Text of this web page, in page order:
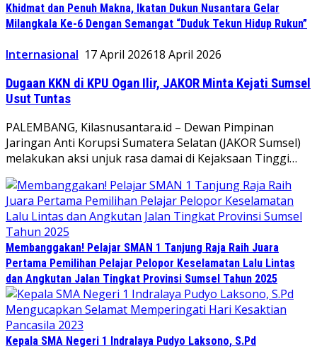
Khidmat dan Penuh Makna, Ikatan Dukun Nusantara Gelar
Milangkala Ke-6 Dengan Semangat “Duduk Tekun Hidup Rukun”
Internasional 17 April 202618 April 2026
Dugaan KKN di KPU Ogan Ilir, JAKOR Minta Kejati Sumsel
Usut Tuntas
PALEMBANG, Kilasnusantara.id – Dewan Pimpinan
Jaringan Anti Korupsi Sumatera Selatan (JAKOR Sumsel)
melakukan aksi unjuk rasa damai di Kejaksaan Tinggi…
Membanggakan! Pelajar SMAN 1 Tanjung Raja Raih Juara
Pertama Pemilihan Pelajar Pelopor Keselamatan Lalu Lintas
dan Angkutan Jalan Tingkat Provinsi Sumsel Tahun 2025
Kepala SMA Negeri 1 Indralaya Pudyo Laksono, S.Pd